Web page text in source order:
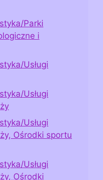
Parki
i
Usługi
Usługi
Usługi
Ośrodki sportu
Usługi
Ośrodki